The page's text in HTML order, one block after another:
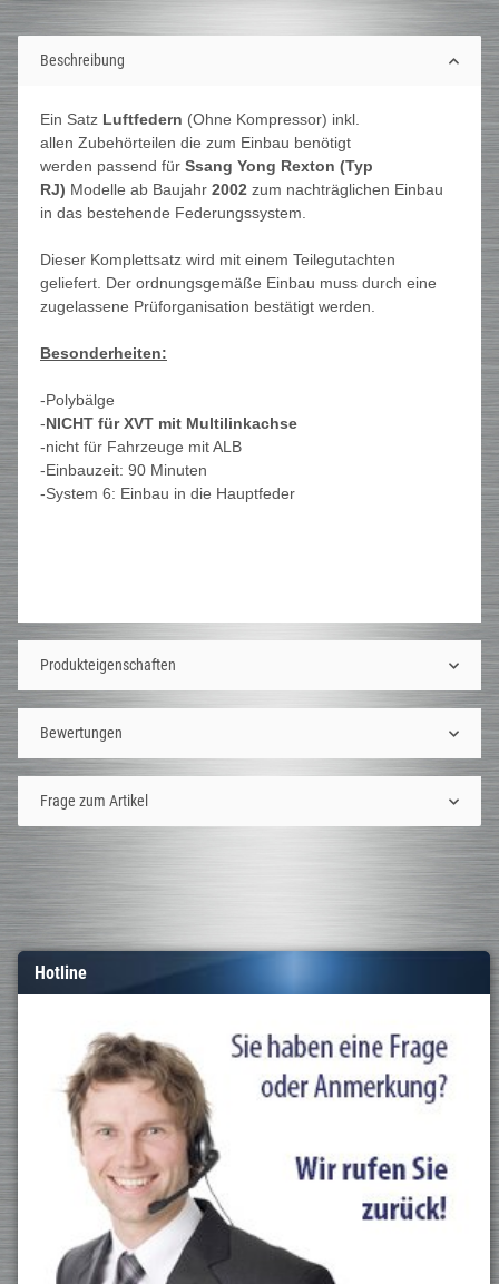
Beschreibung
Ein Satz Luftfedern (Ohne Kompressor) inkl.
allen Zubehörteilen die zum Einbau benötigt
werden passend für Ssang Yong Rexton (Typ
RJ) Modelle ab Baujahr 2002 zum nachträglichen Einbau
in das bestehende Federungssystem.
Dieser Komplettsatz wird mit einem Teilegutachten
geliefert. Der ordnungsgemäße Einbau muss durch eine
zugelassene Prüforganisation bestätigt werden.
Besonderheiten:
-Polybälge
-NICHT für XVT mit Multilinkachse
-nicht für Fahrzeuge mit ALB
-Einbauzeit: 90 Minuten
-System 6: Einbau in die Hauptfeder
Produkteigenschaften
Bewertungen
Frage zum Artikel
Hotline